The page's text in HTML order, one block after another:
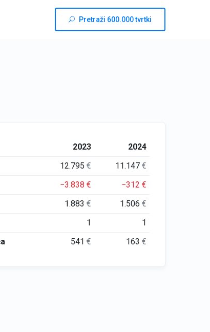
Pretraži 600.000 tvrtki
2023
2024
12.795€ 11.147€
−3.838€ −312€
1.883€ 1.506€
1
1
541€ 163€